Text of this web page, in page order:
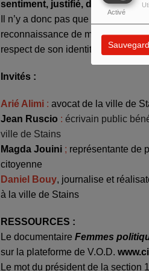
Activé
sentiment, justifié, d’être
Il n’y a donc pas que le combat
reconnaissance de multiples droits
respect de son identité plurielle.
Invités :
Arié Alimi : avocat de la ville de
Jean Ruscio : écrivain public
ville de Stains
Magda Jouini ; représentante de
citoyenne
Daniel Bouy, journalise et
à la ville de Stains
RESSOURCES :
Le documentaire Femmes
sur la plateforme de V.O.D.
Le mot du président de la section